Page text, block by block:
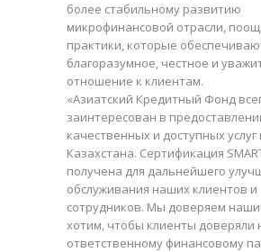
более стабильному развитию
микрофинансовой отрасли,
практики, которые
благоразумное, честное и
отношение к клиентам.
«Азиатский Кредитный Фонд
заинтересован в
качественных и доступных
Казахстана. Сертификация
получена для дальнейшего
обслуживания наших клиентов и
сотрудников. Мы доверяем
хотим, чтобы клиенты доверяли
ответственному финансовому